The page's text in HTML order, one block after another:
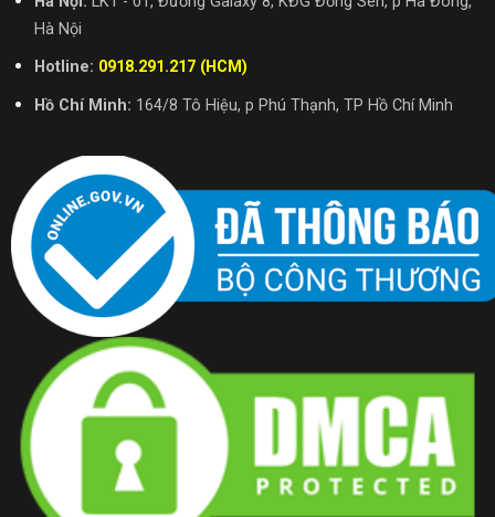
Hà Nội
Hotline: 0918.291.217 (HCM)
Hồ Chí Minh: 164/8 Tô Hiệu, p Phú Thạnh, TP Hồ Chí Minh